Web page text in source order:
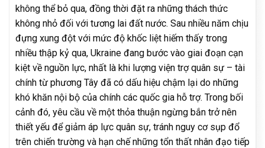
không thể bỏ qua, đồng thời đặt ra những thách thức
không nhỏ đối với tương lai đất nước. Sau nhiều năm chịu
đựng xung đột với mức độ khốc liệt hiếm thấy trong
nhiều thập kỷ qua, Ukraine đang bước vào giai đoạn cạn
kiệt về nguồn lực, nhất là khi lượng viện trợ quân sự – tài
chính từ phương Tây đã có dấu hiệu chậm lại do những
khó khăn nội bộ của chính các quốc gia hỗ trợ. Trong bối
cảnh đó, yêu cầu về một thỏa thuận ngừng bắn trở nên
thiết yếu để giảm áp lực quân sự, tránh nguy cơ sụp đổ
trên chiến trường và hạn chế những tổn thất nhân đạo tiếp